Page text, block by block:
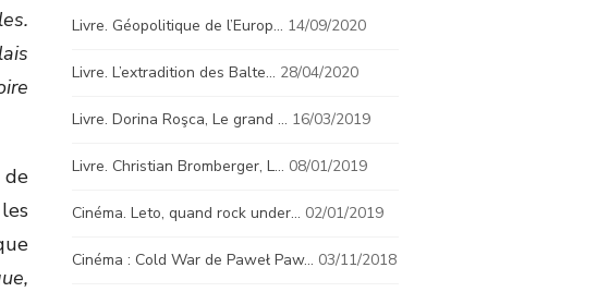
de
Livre. Géopolitique de l’Europ… 14/09/2020
Livre. L’extradition des Balte… 28/04/2020
Livre. Dorina Roşca, Le grand … 16/03/2019
Livre. Christian Bromberger, L… 08/01/2019
Cinéma. Leto, quand rock under… 02/01/2019
Cinéma : Cold War de Paweł Paw… 03/11/2018